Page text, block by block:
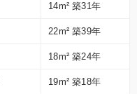
14m² 築31年
22m² 築39年
18m² 築24年
19m² 築18年